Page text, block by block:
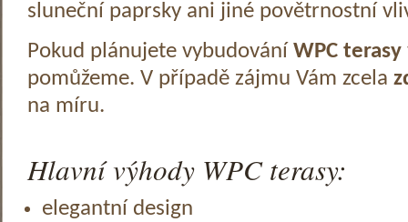
sluneční paprsky ani jiné povětrnostní
Pokud plánujete vybudování WPC terasy
pomůžeme. V případě zájmu Vám zcela
na míru.
Hlavní výhody WPC terasy:
elegantní design